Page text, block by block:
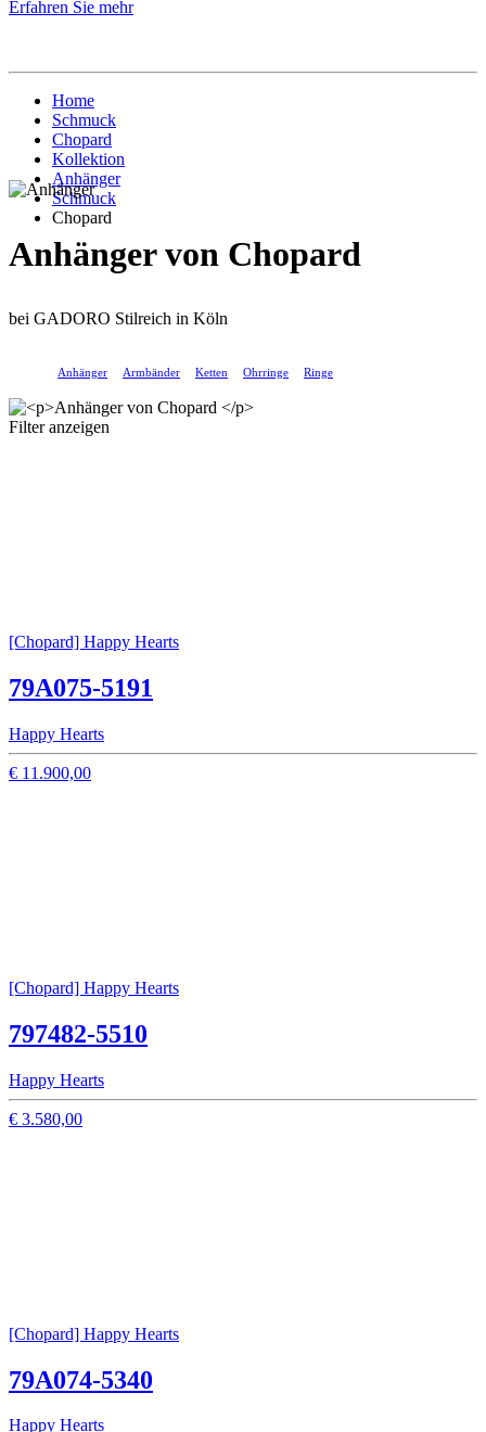
Erfahren Sie mehr
Home
Schmuck
Chopard
Kollektion
Anhänger
Schmuck
Chopard
Anhänger von Chopard
bei GADORO Stilreich in Köln
Anhänger Armbänder Ketten Ohrringe Ringe
Filter anzeigen
[Chopard] Happy Hearts
79A075-5191
Happy Hearts
€ 11.900,00
[Chopard] Happy Hearts
797482-5510
Happy Hearts
€ 3.580,00
[Chopard] Happy Hearts
79A074-5340
Happy Hearts